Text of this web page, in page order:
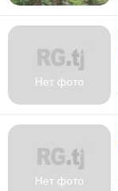
Нет фото
Нет фото